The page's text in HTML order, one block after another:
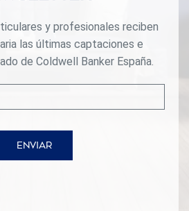
inversión en una de las zonas con
de la Costa del Sol. Solicita
todo el potencial de esta
y profesionales reciben
las últimas captaciones e
de Coldwell Banker España.
ENVIAR